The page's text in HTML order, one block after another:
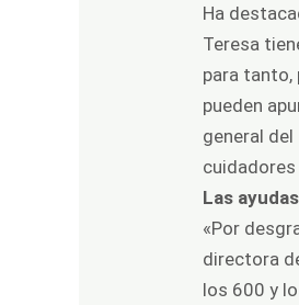
Ha
Teresa
para tanto,
pueden
general
Las
«Por
directora
los 600 y